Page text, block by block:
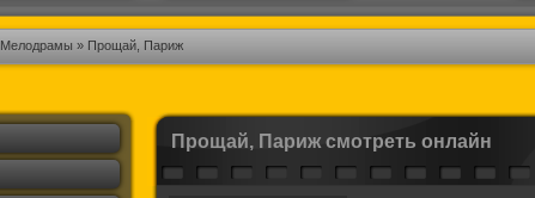
Мелодрамы» Прощай, Париж
Прощай, Париж смотреть онлайн